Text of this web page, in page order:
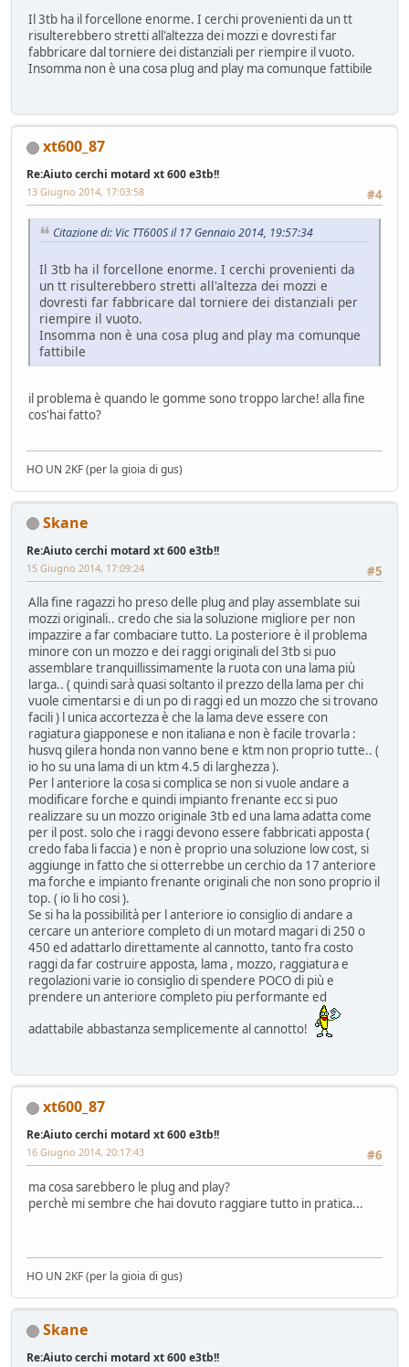
Il 3tb ha il forcellone enorme. I cerchi provenienti da un tt
risulterebbero stretti all'altezza dei mozzi e dovresti far
fabbricare dal torniere dei distanziali per riempire il vuoto.
Insomma non è una cosa plug and play ma comunque fattibile
xt600_87
Re:Aiuto cerchi motard xt 600 e3tb!!
#4
13 Giugno 2014, 17:03:58
Citazione di: Vic TT600S il 17 Gennaio 2014, 19:57:34
Il 3tb ha il forcellone enorme. I cerchi provenienti da
un tt risulterebbero stretti all'altezza dei mozzi e
dovresti far fabbricare dal torniere dei distanziali per
riempire il vuoto.
Insomma non è una cosa plug and play ma comunque
fattibile
il problema è quando le gomme sono troppo larche! alla fine
cos'hai fatto?
HO UN 2KF (per la gioia di gus)
Skane
Re:Aiuto cerchi motard xt 600 e3tb!!
#5
15 Giugno 2014, 17:09:24
Alla fine ragazzi ho preso delle plug and play assemblate sui
mozzi originali.. credo che sia la soluzione migliore per non
impazzire a far combaciare tutto. La posteriore è il problema
minore con un mozzo e dei raggi originali del 3tb si puo
assemblare tranquillissimamente la ruota con una lama più
larga.. ( quindi sarà quasi soltanto il prezzo della lama per chi
vuole cimentarsi e di un po di raggi ed un mozzo che si trovano
facili ) l unica accortezza è che la lama deve essere con
ragiatura giapponese e non italiana e non è facile trovarla :
husvq gilera honda non vanno bene e ktm non proprio tutte.. (
io ho su una lama di un ktm 4.5 di larghezza ).
Per l anteriore la cosa si complica se non si vuole andare a
modificare forche e quindi impianto frenante ecc si puo
realizzare su un mozzo originale 3tb ed una lama adatta come
per il post. solo che i raggi devono essere fabbricati apposta (
credo faba li faccia ) e non è proprio una soluzione low cost, si
aggiunge in fatto che si otterrebbe un cerchio da 17 anteriore
ma forche e impianto frenante originali che non sono proprio il
top. ( io li ho cosi ).
Se si ha la possibilità per l anteriore io consiglio di andare a
cercare un anteriore completo di un motard magari di 250 o
450 ed adattarlo direttamente al cannotto, tanto fra costo
raggi da far costruire apposta, lama , mozzo, raggiatura e
regolazioni varie io consiglio di spendere POCO di più e
prendere un anteriore completo piu performante ed
adattabile abbastanza semplicemente al cannotto!
xt600_87
Re:Aiuto cerchi motard xt 600 e3tb!!
#6
16 Giugno 2014, 20:17:43
ma cosa sarebbero le plug and play?
perchè mi sembre che hai dovuto raggiare tutto in pratica...
HO UN 2KF (per la gioia di gus)
Skane
Re:Aiuto cerchi motard xt 600 e3tb!!